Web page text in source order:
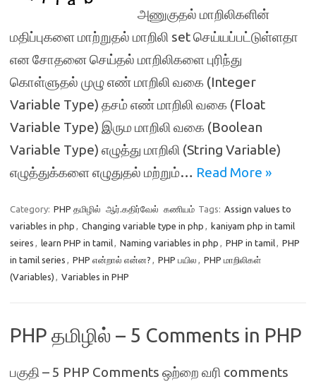
அணுகுதல் மாறிலிகளின்
மதிப்புகளை மாற்றுதல் மாறிலி set செய்யப்பட்டுள்ளதா
என சோதனை செய்தல் மாறிலிகளை புரிந்து
கொள்ளுதல் முழு எண் மாறிலி வகை (Integer
Variable Type) தசம் எண் மாறிலி வகை (Float
Variable Type) இரும மாறிலி வகை (Boolean
Variable Type) எழுத்து மாறிலி (String Variable)
எழுத்துக்களை எழுதுதல் மற்றும்… Read More »
Category: PHP தமிழில் ஆர்.கதிர்வேல் கணியம் Tags: Assign values to
variables in php , Changing variable type in php , kaniyam php in tamil
seires , learn PHP in tamil, Naming variables in php , PHP in tamil, PHP
in tamil series , PHP என்றால் என்ன? , PHP பயில , PHP மாறிலிகள்
(Variables) , Variables in PHP
PHP தமிழில் – 5 Comments in PHP
பகுதி – 5 PHP Comments ஒற்றை வரி comments